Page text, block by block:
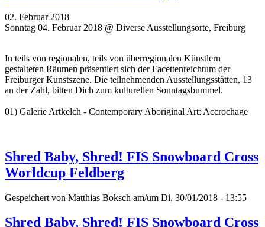
02. Februar 2018
Sonntag 04. Februar 2018 @ Diverse Ausstellungsorte, Freiburg
In teils von regionalen, teils von überregionalen Künstlern
gestalteten Räumen präsentiert sich der Facettenreichtum der
Freiburger Kunstszene. Die teilnehmenden Ausstellungsstätten, 13
an der Zahl, bitten Dich zum kulturellen Sonntagsbummel.
01) Galerie Artkelch - Contemporary Aboriginal Art: Accrochage
Shred Baby, Shred! FIS Snowboard Cross
Worldcup Feldberg
Gespeichert von Matthias Boksch am/um Di, 30/01/2018 - 13:55
Shred Baby, Shred! FIS Snowboard Cross